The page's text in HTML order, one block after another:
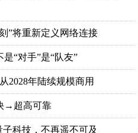
”将重新定义网络连接
“对手”是“队友”
2028年陆续规模商用
→超高可靠
科技，不再遥不可及